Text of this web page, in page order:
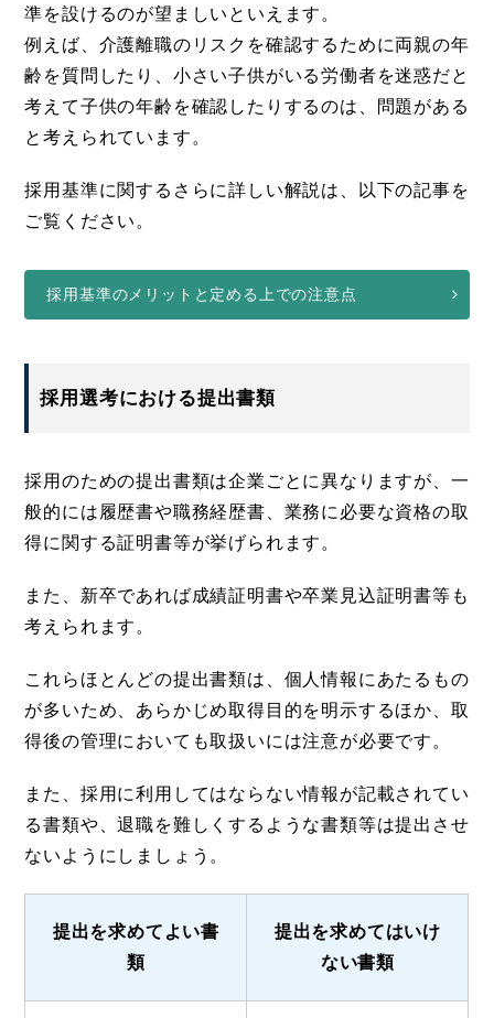
準を設けるのが望ましいといえます。
例えば、介護離職のリスクを確認するために両親の年
齢を質問したり、小さい子供がいる労働者を迷惑だと
考えて子供の年齢を確認したりするのは、問題がある
と考えられています。
採用基準に関するさらに詳しい解説は、以下の記事を
ご覧ください。
採用基準のメリットと定める上での注意点
採用選考における提出書類
採用のための提出書類は企業ごとに異なりますが、一
般的には履歴書や職務経歴書、業務に必要な資格の取
得に関する証明書等が挙げられます。
また、新卒であれば成績証明書や卒業見込証明書等も
考えられます。
これらほとんどの提出書類は、個人情報にあたるもの
が多いため、あらかじめ取得目的を明示するほか、取
得後の管理においても取扱いには注意が必要です。
また、採用に利用してはならない情報が記載されてい
る書類や、退職を難しくするような書類等は提出させ
ないようにしましょう。
提出を求めてよい書
類
提出を求めてはいけ
ない書類